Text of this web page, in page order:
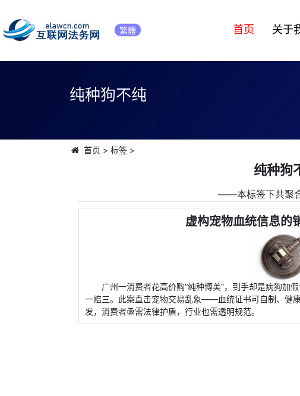
繁體 首页 关于
纯种狗不纯
首页 > 标签>
纯种狗
――本标签下共聚
虚构宠物血统信息的
广州一消费者花高价购“纯种博美”，到手却是病狗加
一赔三。此案直击宠物交易乱象——血统证书可自制、健
发，消费者亟需法律护盾，行业也需透明规范。